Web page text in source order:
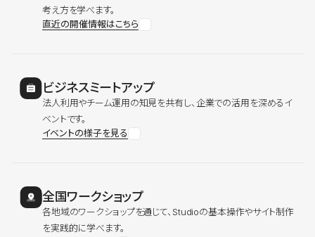
考え方を学べます。
直近の開催情報はこちら
ビジネスミートアップ
法人利用やチーム運用の知見を共有し、企業での活用を深めるイ
ベントです。
イベントの様子を見る
全国ワークショップ
各地域のワークショップを通じて、Studioの基本操作やサイト制作
を実践的に学べます。